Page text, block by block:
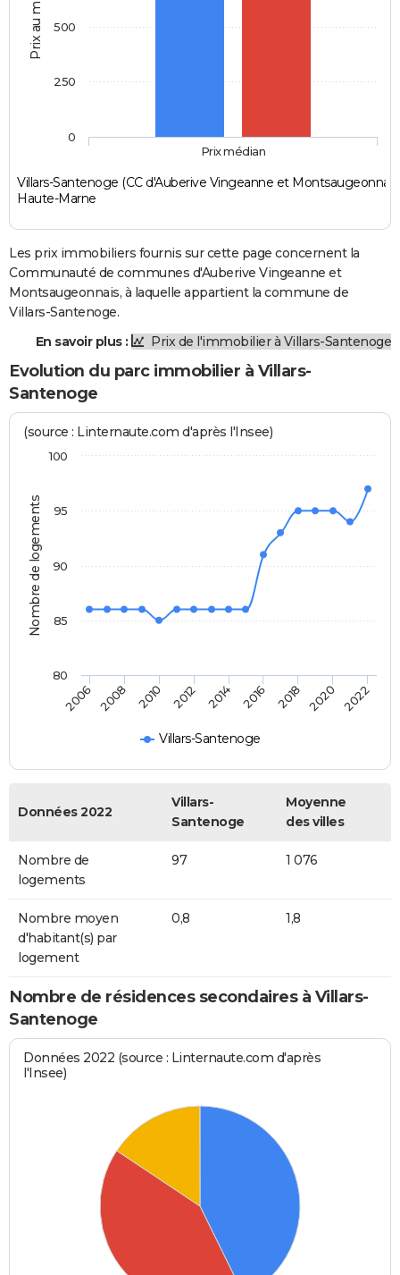
Prix au m2
Villars-Santenoge (CC d'Auberive Vingeanne et
Haute-Marne
Prix médian
0
250
500
Les prix immobiliers fournis sur cette page concernent la
Communauté de communes d'Auberive Vingeanne et
Montsaugeonnais, à laquelle appartient la commune de
Villars-Santenoge.
En savoir plus :
Prix de l'immobilier à Villars-Santenoge
Evolution du parc immobilier à Villars-
Santenoge
Nombre de logements
(source : Linternaute.com d'après l'Insee)
Villars-Santenoge
2006 2008 2010 2012 2014 2016 2018 2020 2022
85
90
95
100
80
Données 2022
Villars-
Santenoge
Moyenne
des villes
Nombre de
logements
97 1 076
Nombre moyen
d'habitant(s) par
logement
0,8 1,8
Nombre de résidences secondaires à Villars-
Santenoge
Données 2022 (source : Linternaute.com d'après
l'Insee)